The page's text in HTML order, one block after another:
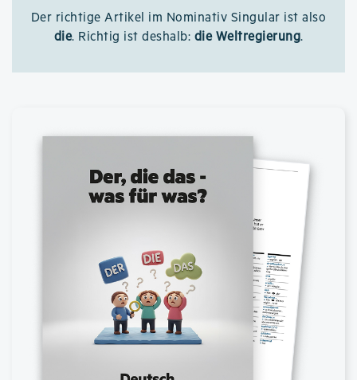
Der richtige Artikel im Nominativ Singular ist also
die. Richtig ist deshalb: die Weltregierung.